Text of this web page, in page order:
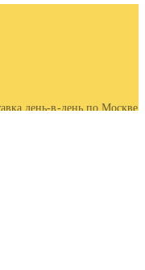
день-в-день по Москве